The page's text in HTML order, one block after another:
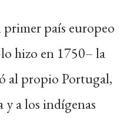
país europeo
hizo en 1750– la
al propio Portugal,
a los indígenas